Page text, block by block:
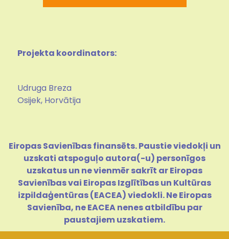
Projekta koordinators:
Udruga Breza
Osijek, Horvātija
Eiropas Savienības finansēts. Paustie viedokļi un
uzskati atspoguļo autora(-u) personīgos
uzskatus un ne vienmēr sakrīt ar Eiropas
Savienības vai Eiropas Izglītības un Kultūras
izpildaģentūras (EACEA) viedokli. Ne Eiropas
Savienība, ne EACEA nenes atbildību par
paustajiem uzskatiem.